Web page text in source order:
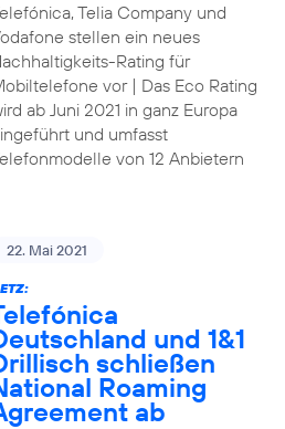
Telia Company und
stellen ein neues
Rating für
vor | Das Eco Rating
ab Juni 2021 in ganz Europa
und umfasst
von 12 Anbietern
22. Mai 2021
und 1&1
schließen
Roaming
ab